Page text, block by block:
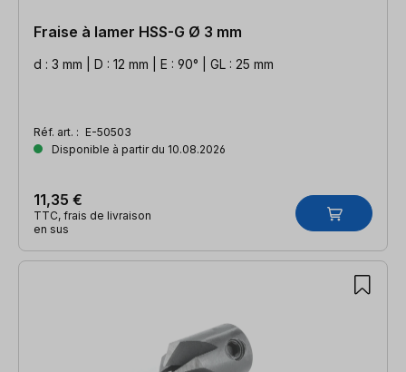
Fraise à lamer HSS-G Ø 3 mm
d : 3 mm | D : 12 mm | E : 90° | GL : 25 mm
Réf. art. : E-50503
Disponible à partir du 10.08.2026
11,35 €
TTC, frais de livraison
en sus